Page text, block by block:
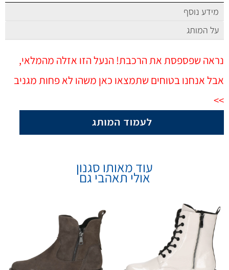
מידע נוסף
על המותג
נראה שפספסת את הרכבת! הנעל הזו אזלה מהמלאי,
אבל אנחנו בטוחים שתמצאו כאן משהו לא פחות מגניב
>>
עוד מאותו סגנון
אולי תאהבי גם